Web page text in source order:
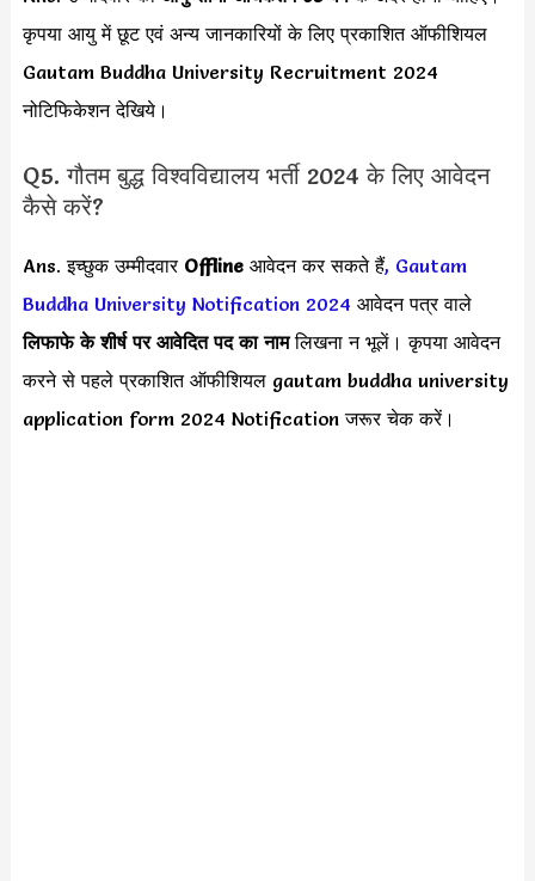
कृपया आयु में छूट एवं अन्य जानकारियों के लिए प्रकाशित ऑफीशियल
Gautam Buddha University Recruitment 2024
नोटिफिकेशन देखिये।
Q5. गौतम बुद्ध विश्वविद्यालय भर्ती 2024 के लिए आवेदन
कैसे करें?
Ans. इच्छुक उम्मीदवार Offline आवेदन कर सकते हैं, Gautam
Buddha University Notification 2024 आवेदन पत्र वाले
लिफाफे के शीर्ष पर आवेदित पद का नामलिखना न भूलें। कृपया आवेदन
करने से पहले प्रकाशित ऑफीशियल gautam buddha university
application form 2024 Notification जरूर चेक करें।